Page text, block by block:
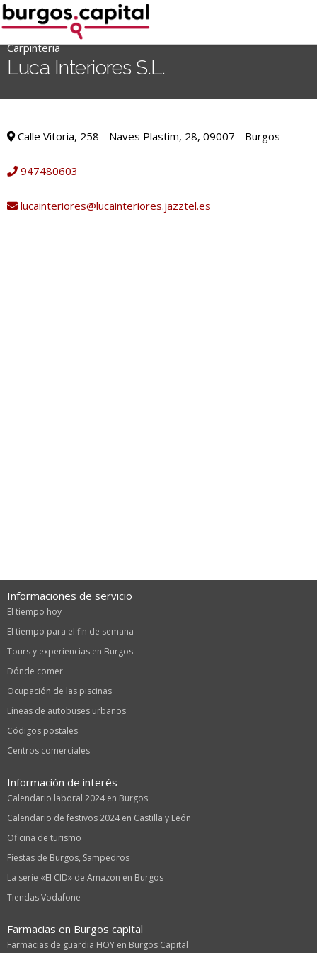
Ir
al
contenido
for:')
Carpintería
Luca Interiores S.L.
Calle Vitoria, 258 - Naves Plastim, 28, 09007 - Burgos
947480603
lucainteriores@lucainteriores.jazztel.es
Informaciones de servicio
El tiempo hoy
El tiempo para el fin de semana
Tours y experiencias en Burgos
Dónde comer
Ocupación de las piscinas
Líneas de autobuses urbanos
Códigos postales
Centros comerciales
Información de interés
Calendario laboral 2024 en Burgos
Calendario de festivos 2024 en Castilla y León
Oficina de turismo
Fiestas de Burgos, Sampedros
La serie «El CID» de Amazon en Burgos
Tiendas Vodafone
Farmacias en Burgos capital
Farmacias de guardia HOY en Burgos Capital